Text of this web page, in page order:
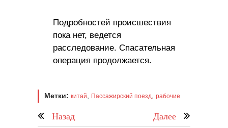
Подробностей происшествия
пока нет, ведется
расследование. Спасательная
операция продолжается.
Метки: китай Пассажирский поезд рабочие
Назад Далее